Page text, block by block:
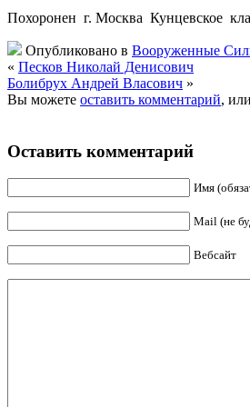
Похоронен г. Москва Кунцевское
Опубликовано в Вооруженные
« Песков Николай Денисович
Болибрух Андрей Власович »
Вы можете оставить комментарий, или
Оставить комментарий
Имя
Mail (не
Вебсайт